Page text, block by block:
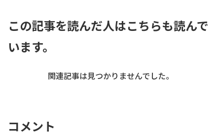
この記事を読んだ人はこちらも読んで
います。
関連記事は見つかりませんでした。
コメント